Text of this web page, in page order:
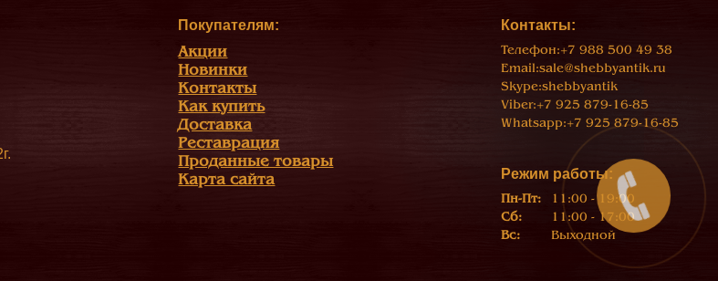
Покупателям:
Акции
Новинки
Контакты
Как купить
Доставка
Реставрация
Проданные товары
Карта сайта
Контакты:
Телефон:+7 988 500 49 38
Email:sale@shebbyantik.ru
Skype:shebbyantik
Viber:+7 925 879-16-85
Whatsapp:+7 925 879-16-85
Режим работы:
Пн-Пт:
11:00 - 19:00
Сб:
11:00 - 17:00
Вс:
Выходной